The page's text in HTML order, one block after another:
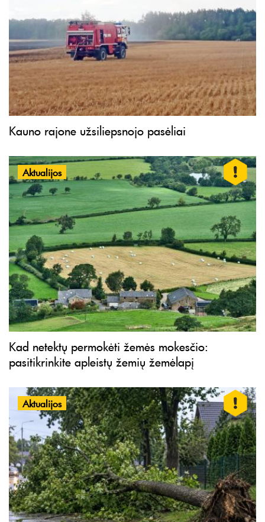
Kauno rajone užsiliepsnojo pasėliai
Aktualijos
Kad netektų permokėti žemės mokesčio:
pasitikrinkite apleistų žemių žemėlapį
Aktualijos